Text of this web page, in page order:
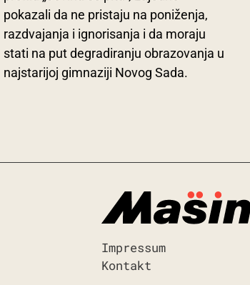
pokazali da ne pristaju na poniženja,
razdvajanja i ignorisanja i da moraju
stati na put degradiranju obrazovanja u
najstarijoj gimnaziji Novog Sada.
Impressum
Kontakt